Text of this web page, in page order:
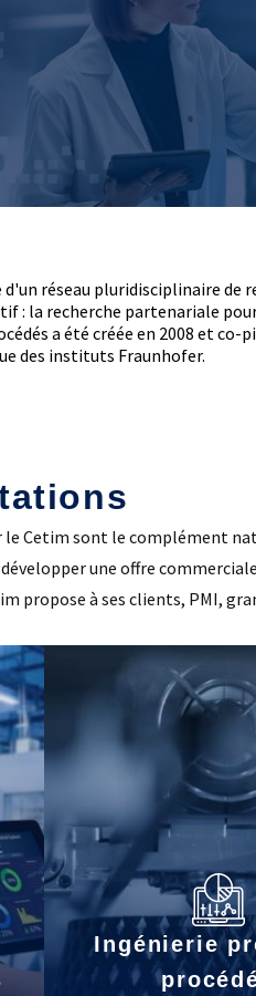
RECHERCHE
Laboratoires communs
Carnot
Fondation Cetim
Publications scientifiques
réseau pluridisciplinaire de
: la recherche partenariale
a été créée en 2008 et
des instituts Fraunhofer.
le Cetim sont le complément
une offre
propose à ses clients, PMI,
Ingénierie